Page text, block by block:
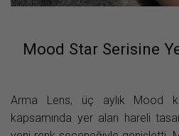
Mood Star Serisine
Arma Lens, üç aylık Mood
kapsamında yer alan hareli